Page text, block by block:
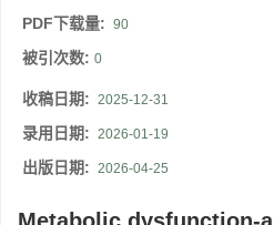
PDF下载量: 90
被引次数: 0
收稿日期: 2025-12-31
录用日期: 2026-01-19
出版日期: 2026-04-25